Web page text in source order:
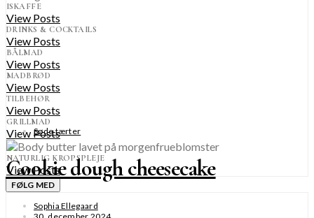
ISKAFFE
View Posts
DRINKS & COCKTAILS
View Posts
BÅLMAD
View Posts
MADBRØD
View Posts
TILBEHØR
View Posts
GRILLMAD
View Posts
NATURLIG KROPSPLEJE
View Posts
FØLG MED
Søde tærter
Cookie dough cheesecake
Sophia Ellegaard